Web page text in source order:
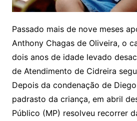
Passado mais de nove meses
Anthony Chagas de Oliveira, o
dois anos de idade levado
de Atendimento de Cidreira
Depois da condenação de
padrasto da criança, em abril
Público (MP) resolveu recorrer